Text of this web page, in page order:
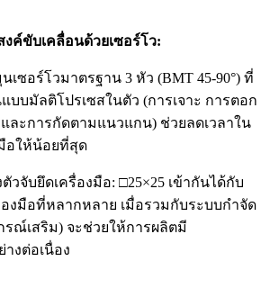
ค์ขับเคลื่อนด้วยเซอร์โว:
ซอร์โวมาตรฐาน 3 หัว (BMT 45-90°) ที่
บบมัลติโปรเซสในตัว (การเจาะ การตอก
ละการกัดตามแนวแกน) ช่วยลดเวลาใน
อให้น้อยที่สุด
วจับยึดเครื่องมือ: □25×25 เข้ากันได้กับ
งมือที่หลากหลาย เมื่อรวมกับระบบกำจัด
รณ์เสริม) จะช่วยให้การผลิตมี
งต่อเนื่อง